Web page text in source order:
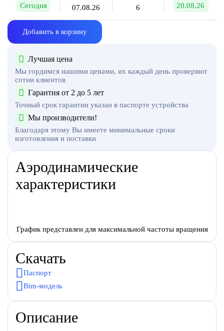
Сегодня 07.08.26 6 20.08.26
Добавить в корзину
Лучшая цена
Мы гордимся нашими ценами, их каждый день проверяют
сотни клиентов
Гарантия от 2 до 5 лет
Точный срок гарантии указан в паспорте устройства
Мы производители!
Благодаря этому Вы имеете минимальные сроки
изготовления и поставки
Аэродинамические
характеристики
График представлен для максимальной частоты вращения
Скачать
Паспорт
Bim-модель
Описание